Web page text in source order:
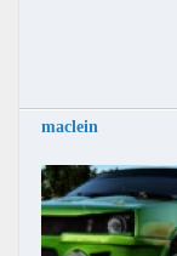
maclein